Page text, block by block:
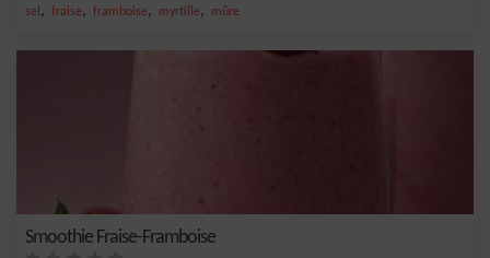
sel , fraise, framboise, myrtille, mûre
Smoothie Fraise-Framboise